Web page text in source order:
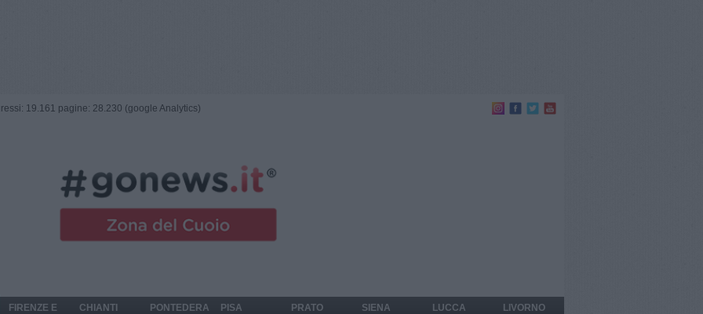
19.161 pagine: 28.230 (google Analytics)
FIRENZE E
CHIANTI
PONTEDERA
PISA
PRATO
SIENA
LUCCA
LIVORNO